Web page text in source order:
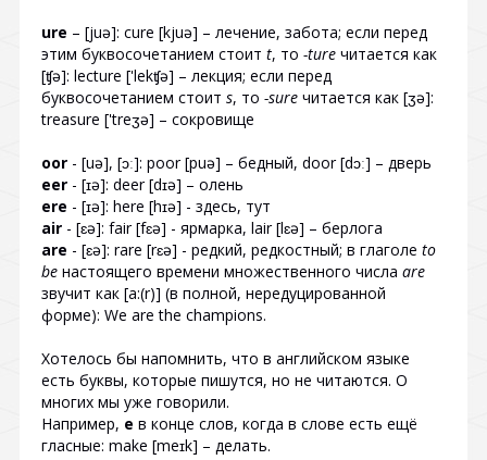
ure – [juə]: cure [kjuə] – лечение, забота; если перед
этим буквосочетанием стоит t, то -ture читается как
[ʧə]: lecture ['lekʧə] – лекция; если перед
буквосочетанием стоит s, то -sure читается как [ʒə]:
treasure ['treʒə] – сокровище
oor - [uə], [ɔː]: poor [puə] – бедный, door [dɔː] – дверь
eer - [ɪə]: deer [dɪə] – олень
ere - [ɪə]: here [hɪə] - здесь, тут
air - [ɛə]: fair [fɛə] - ярмарка, lair [lɛə] – берлога
are - [ɛə]: rare [rɛə] - редкий, редкостный; в глаголе to
be настоящего времени множественного числа are
звучит как [a:(r)] (в полной, нередуцированной
форме): We are the champions.
Хотелось бы напомнить, что в английском языке
есть буквы, которые пишутся, но не читаются. О
многих мы уже говорили.
Например, e в конце слов, когда в слове есть ещё
гласные: make [meɪk] – делать.